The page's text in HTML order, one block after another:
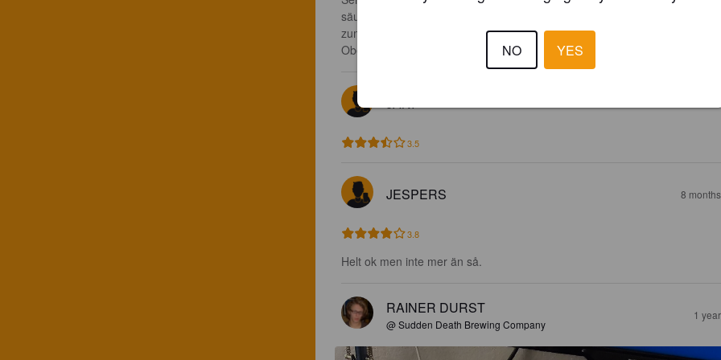
säuerliche Zitrone und herbe Ananas. Die Herbe zeigt sich im Nachhall
zumindest moderat. Eher einfach gestrickt, spielt trotzdem eindeutig in der
Oberklasse mit.
JANI 6
3.5
JESPERS 8
3.8
Helt ok men inte mer än så.
RAINER DURST
@ Sudden Death Brewing Company
1
NO YES